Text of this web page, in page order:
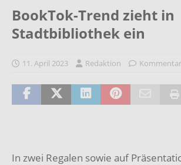
BookTok-Trend zieht in
Stadtbibliothek ein
11. April 2023 Redaktion
In zwei Regalen sowie auf